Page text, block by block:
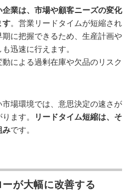
企業は、市場や顧客ニーズの変化
す。営業リードタイムが短縮され
期に把握できるため、生産計画や
迅速に行えます。
による過剰在庫や欠品のリスク
場環境では、意思決定の速さが
ます。
リードタイム短縮は、そ
みです。
が大幅に改善する